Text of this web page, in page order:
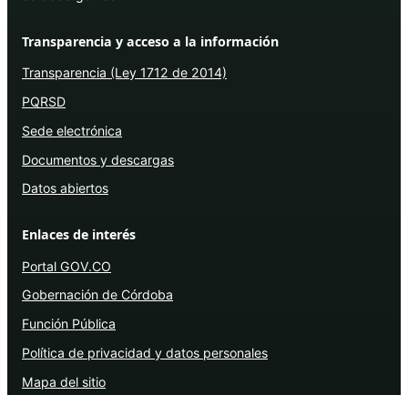
Transparencia y acceso a la información
Transparencia (Ley 1712 de 2014)
PQRSD
Sede electrónica
Documentos y descargas
Datos abiertos
Enlaces de interés
Portal GOV.CO
Gobernación de Córdoba
Función Pública
Política de privacidad y datos personales
Mapa del sitio